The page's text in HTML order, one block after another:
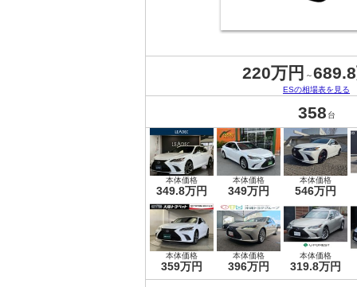
220万円 ～
ESの相場表を見る
358 台
本体価格
349.8万円
本体価格
349万円
本体価格
546万円
本体価格
359万円
本体価格
396万円
本体価格
319.8万円